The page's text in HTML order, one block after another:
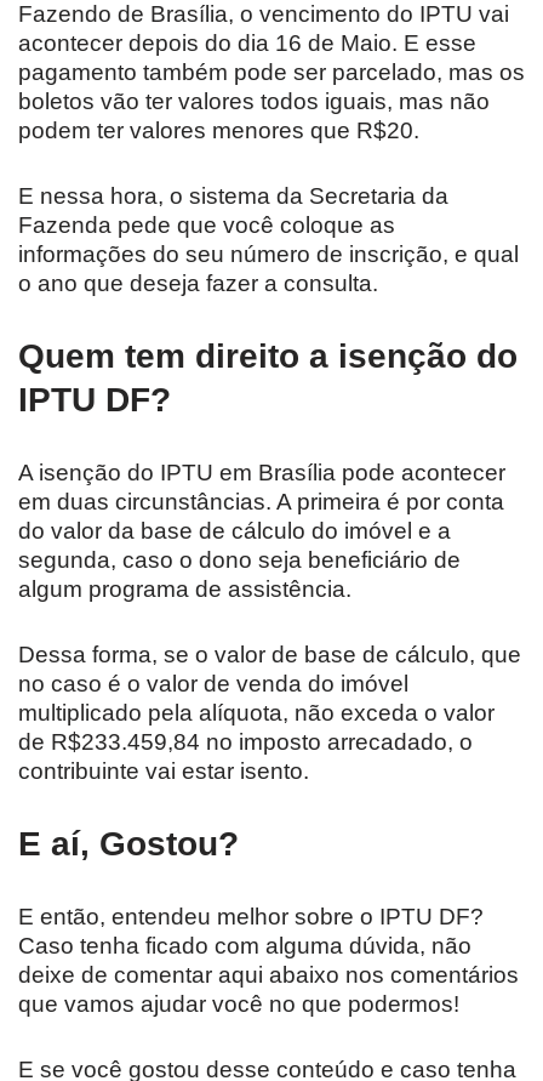
Fazendo de Brasília, o vencimento do IPTU vai
acontecer depois do dia 16 de Maio. E esse
pagamento também pode ser parcelado, mas os
boletos vão ter valores todos iguais, mas não
podem ter valores menores que R$20.
E nessa hora, o sistema da Secretaria da
Fazenda pede que você coloque as
informações do seu número de inscrição, e qual
o ano que deseja fazer a consulta.
Quem tem direito a isenção do
IPTU DF?
A isenção do IPTU em Brasília pode acontecer
em duas circunstâncias. A primeira é por conta
do valor da base de cálculo do imóvel e a
segunda, caso o dono seja beneficiário de
algum programa de assistência.
Dessa forma, se o valor de base de cálculo, que
no caso é o valor de venda do imóvel
multiplicado pela alíquota, não exceda o valor
de R$233.459,84 no imposto arrecadado, o
contribuinte vai estar isento.
E aí, Gostou?
E então, entendeu melhor sobre o IPTU DF?
Caso tenha ficado com alguma dúvida, não
deixe de comentar aqui abaixo nos comentários
que vamos ajudar você no que podermos!
E se você gostou desse conteúdo e caso tenha